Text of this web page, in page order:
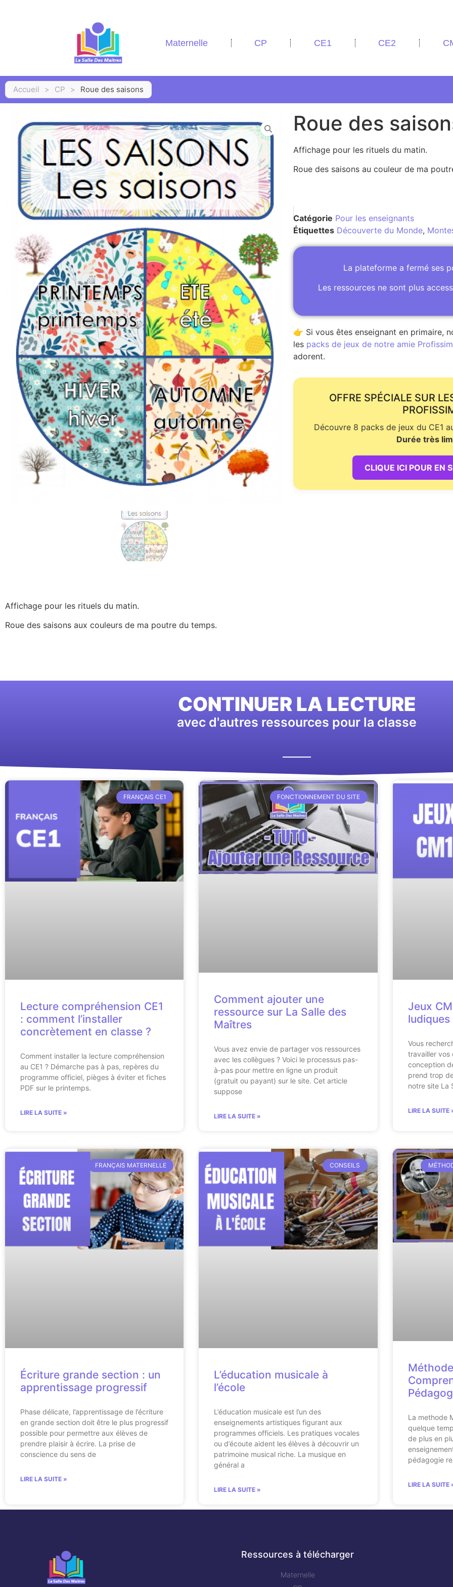
Maternelle CP CE1 CE2
Accueil > CP > Roue des saisons
Roue des
Affichage pour les rituels du matin.
Roue des saisons au couleur de ma
Catégorie Pour les enseignants
Étiquettes Découverte du Monde,
La plateforme a fermé ses
Les ressources ne sont plus
👉 Si vous êtes enseignant en primaire,
les packs de jeux de notre amie
adorent.
OFFRE SPÉCIALE SUR
Découvre 8 packs de jeux du CE1
Durée très
CLIQUE ICI POUR EN
Affichage pour les rituels du matin.
Roue des saisons aux couleurs de ma poutre du temps.
CONTINUER LA LECTURE
avec d'autres ressources pour la classe
FRANÇAIS CE1
Lecture compréhension CE1
: comment l’installer
concrètement en classe ?
Comment installer la lecture compréhension
au CE1 ? Démarche pas à pas, repères du
programme officiel, pièges à éviter et fiches
PDF sur le printemps.
LIRE LA SUITE »
FONCTIONNEMENT DU SITE
Comment ajouter une
ressource sur La Salle des
Maîtres
Vous avez envie de partager vos ressources
avec les collègues ? Voici le processus pas-
à-pas pour mettre en ligne un produit
(gratuit ou payant) sur le site. Cet article
suppose
LIRE LA SUITE »
Jeux
Vous
travailler vos
conception
prend trop
notre site La
LIRE LA SUITE
FRANÇAIS MATERNELLE
Écriture grande section : un
apprentissage progressif
Phase délicate, l’apprentissage de l’écriture
en grande section doit être le plus progressif
possible pour permettre aux élèves de
prendre plaisir à écrire. La prise de
conscience du sens de
LIRE LA SUITE »
CONSEILS
L’éducation musicale à
l’école
L’éducation musicale est l’un des
enseignements artistiques figurant aux
programmes officiels. Les pratiques vocales
ou d’écoute aident les élèves à découvrir un
patrimoine musical riche. La musique en
général a
LIRE LA SUITE »
La methode
quelque
de plus en
pédagogie
LIRE LA SUITE
Ressources à télécharger
Maternelle